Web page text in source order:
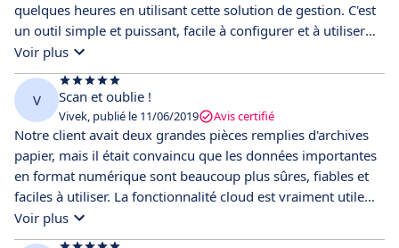
quelques heures en utilisant cette solution de gestion. C'est
un outil simple et puissant, facile à configurer et à utiliser
avec une interface utilisateur intuitive.
Voir plus
V Scan et oublie !
Vivek, publié le 11/06/2019 Avis certifié
Notre client avait deux grandes pièces remplies d'archives
papier, mais il était convaincu que les données importantes
en format numérique sont beaucoup plus sûres, fiables et
faciles à utiliser. La fonctionnalité cloud est vraiment utile
pour ceux qui voyagent beaucoup pour affaires. DokMee
propose une solution de numérisation intelligente pour
Voir plus